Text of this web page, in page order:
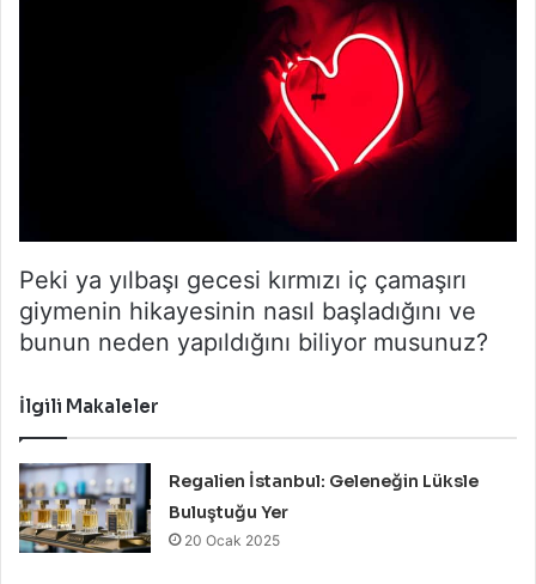
Peki ya yılbaşı gecesi kırmızı iç çamaşırı
giymenin hikayesinin nasıl başladığını ve
bunun neden yapıldığını biliyor musunuz?
İlgili Makaleler
Regalien İstanbul: Geleneğin Lüksle
Buluştuğu Yer
20 Ocak 2025